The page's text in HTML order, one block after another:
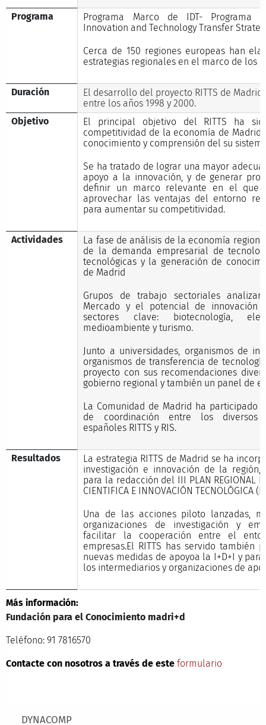
Main menu
DYNACOMP
Programa
Programa Marco de IDT- Programa
Innovation and Technology Transfer
Cerca de 150 regiones europeas han
estrategias regionales en el marco de los
Duración
El desarrollo del proyecto RITTS de
entre los años 1998 y 2000.
Objetivo
El principal objetivo del RITTS ha
competitividad de la economía de Madrid
conocimiento y comprensión del su
Se ha tratado de lograr una mayor
apoyo a la innovación, y de generar
definir un marco relevante en el que
aprovechar las ventajas del entorno
para aumentar su competitividad.
Actividades
La fase de análisis de la economía
de la demanda empresarial de
tecnológicas y la generación de
de Madrid
Grupos de trabajo sectoriales
Mercado y el potencial de innovación
sectores clave: biotecnología,
medioambiente y turismo.
Junto a universidades, organismos de
organismos de transferencia de
proyecto con sus recomendaciones
gobierno regional y también un panel de
La Comunidad de Madrid ha participado
de coordinación entre los diversos
españoles RITTS y RIS.
Resultados
La estrategia RITTS de Madrid se ha
investigación e innovación de la región,
para la redacción del III PLAN REGIONAL
CIENTIFICA E INNOVACIÓN TECNOLÓGICA
Una de las acciones piloto lanzadas,
organizaciones de investigación y
facilitar la cooperación entre el
empresas.El RITTS has servido también
nuevas medidas de apoyoa la I+D+I y
los intermediarios y organizaciones de
Más información:
Fundación para el Conocimiento madri+d
Teléfono: 91 7816570
Contacte con nosotros a través de este formulario